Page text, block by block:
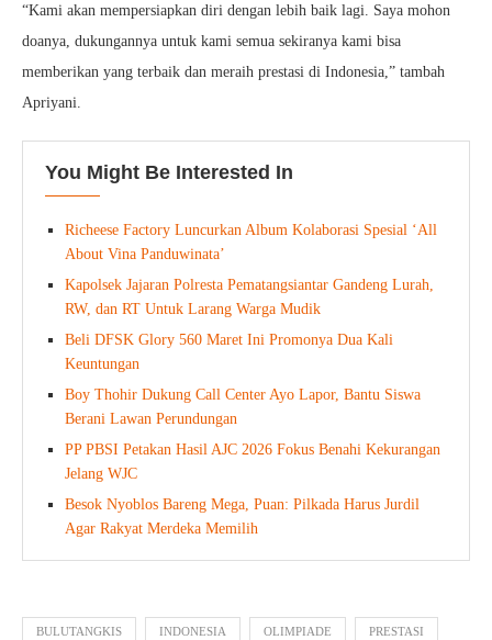
“Kami akan mempersiapkan diri dengan lebih baik lagi. Saya mohon
doanya, dukungannya untuk kami semua sekiranya kami bisa
memberikan yang terbaik dan meraih prestasi di Indonesia,” tambah
Apriyani.
You Might Be Interested In
Richeese Factory Luncurkan Album Kolaborasi Spesial ‘All
About Vina Panduwinata’
Kapolsek Jajaran Polresta Pematangsiantar Gandeng Lurah,
RW, dan RT Untuk Larang Warga Mudik
Beli DFSK Glory 560 Maret Ini Promonya Dua Kali
Keuntungan
Boy Thohir Dukung Call Center Ayo Lapor, Bantu Siswa
Berani Lawan Perundungan
PP PBSI Petakan Hasil AJC 2026 Fokus Benahi Kekurangan
Jelang WJC
Besok Nyoblos Bareng Mega, Puan: Pilkada Harus Jurdil
Agar Rakyat Merdeka Memilih
BULUTANGKIS INDONESIA OLIMPIADE PRESTASI